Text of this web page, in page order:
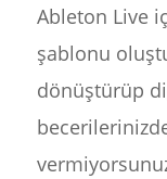
Ableton Live
şablonu
dönüştürüp